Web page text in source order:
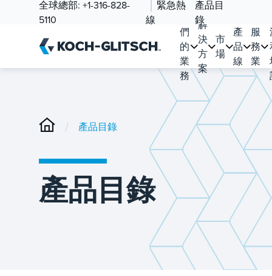
全球總部: +1-316-828-
5110
緊急熱
線
產品目
錄
們
的
業
務
解
決
方
案
市
場
產
品
線
服
務
業
/ 產品目錄
產品目錄